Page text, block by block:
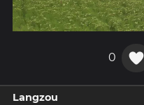
0
Langzou